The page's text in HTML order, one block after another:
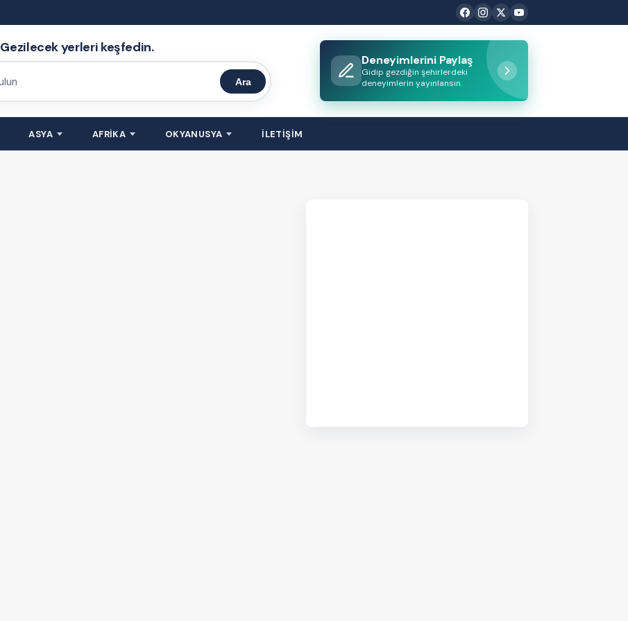
Gezilecek yerleri keşfedin.
Ara
Deneyimlerini Paylaş
Gidip gezdiğin şehirlerdeki
deneyimlerin yayınlansın.
ASYA AFRİKA OKYANUSYA İLETİŞİM